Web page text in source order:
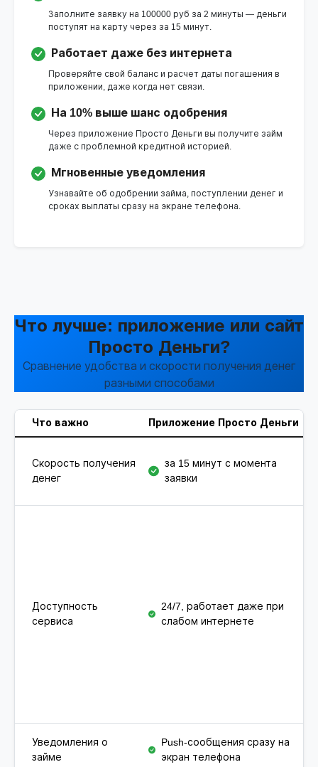
Заполните заявку на 100000 руб за 2 минуты — деньги
поступят на карту через за 15 минут.
Работает даже без интернета
Проверяйте свой баланс и расчет даты погашения в
приложении, даже когда нет связи.
На 10% выше шанс одобрения
Через приложение Просто Деньги вы получите займ
даже с проблемной кредитной историей.
Мгновенные уведомления
Узнавайте об одобрении займа, поступлении денег и
сроках выплаты сразу на экране телефона.
Что лучше: приложение или сайт
Просто Деньги?
Сравнение удобства и скорости получения денег
разными способами
Что важно Приложение Просто Деньги
Скорость получения
денег
за 15 минут с момента
заявки
Доступность
сервиса
24/7, работает даже при
слабом интернете
Уведомления о
займе
Push-сообщения сразу на
экран телефона